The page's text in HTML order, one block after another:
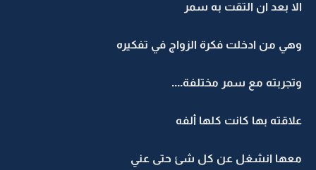
الا بعد ان التقت به سمر
وهي من ادخلت فكرة الزواج في تفكيره
وتجربته مع سمر مختلفة....
علاقته بها كانت كلها ألفه
معها انشغل عن كل شئ حتى عني